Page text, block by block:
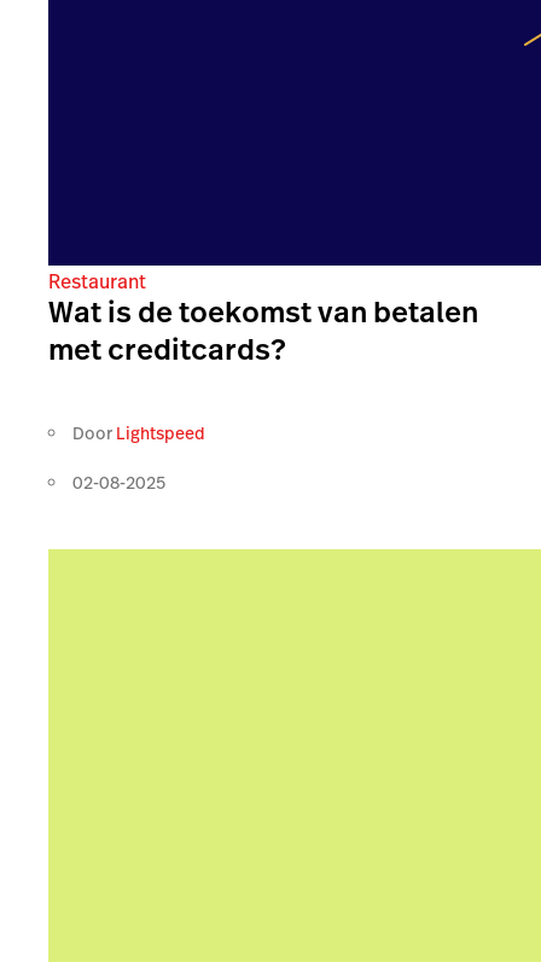
Restaurant
Wat is de toekomst van betalen
met creditcards?
Door Lightspeed
02-08-2025